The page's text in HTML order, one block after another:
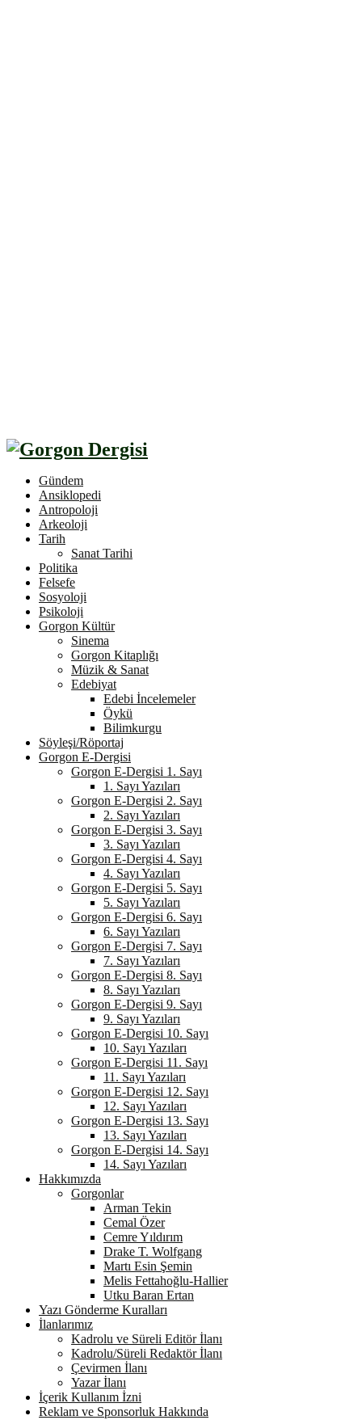
Gündem
Ansiklopedi
Antropoloji
Arkeoloji
Tarih
Sanat Tarihi
Politika
Felsefe
Sosyoloji
Psikoloji
Gorgon Kültür
Sinema
Gorgon Kitaplığı
Müzik & Sanat
Edebiyat
Edebi İncelemeler
Öykü
Bilimkurgu
Söyleşi/Röportaj
Gorgon E-Dergisi
Gorgon E-Dergisi 1. Sayı
1. Sayı Yazıları
Gorgon E-Dergisi 2. Sayı
2. Sayı Yazıları
Gorgon E-Dergisi 3. Sayı
3. Sayı Yazıları
Gorgon E-Dergisi 4. Sayı
4. Sayı Yazıları
Gorgon E-Dergisi 5. Sayı
5. Sayı Yazıları
Gorgon E-Dergisi 6. Sayı
6. Sayı Yazıları
Gorgon E-Dergisi 7. Sayı
7. Sayı Yazıları
Gorgon E-Dergisi 8. Sayı
8. Sayı Yazıları
Gorgon E-Dergisi 9. Sayı
9. Sayı Yazıları
Gorgon E-Dergisi 10. Sayı
10. Sayı Yazıları
Gorgon E-Dergisi 11. Sayı
11. Sayı Yazıları
Gorgon E-Dergisi 12. Sayı
12. Sayı Yazıları
Gorgon E-Dergisi 13. Sayı
13. Sayı Yazıları
Gorgon E-Dergisi 14. Sayı
14. Sayı Yazıları
Hakkımızda
Gorgonlar
Arman Tekin
Cemal Özer
Cemre Yıldırım
Drake T. Wolfgang
Martı Esin Şemin
Melis Fettahoğlu-Hallier
Utku Baran Ertan
Yazı Gönderme Kuralları
İlanlarımız
Kadrolu ve Süreli Editör İlanı
Kadrolu/Süreli Redaktör İlanı
Çevirmen İlanı
Yazar İlanı
İçerik Kullanım İzni
Reklam ve Sponsorluk Hakkında